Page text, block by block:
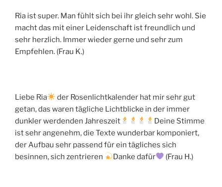
Ria ist super. Man fühlt sich bei ihr gleich sehr wohl. Sie
macht das mit einer Leidenschaft ist freundlich und
sehr herzlich. Immer wieder gerne und sehr zum
Empfehlen. (Frau K.)
Liebe Ria
der Rosenlichtkalender hat mir sehr gut
getan, das waren tägliche Lichtblicke in der immer
dunkler werdenden Jahreszeit
Deine Stimme
ist sehr angenehm, die Texte wunderbar komponiert,
der Aufbau sehr passend für ein tägliches sich
besinnen, sich zentrieren
Danke dafür (Frau H.)